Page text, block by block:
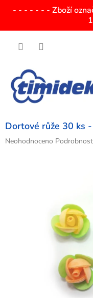
- - - - - - - Zboží
Dortové růže 30 ks
Průměrné
Neohodnoceno